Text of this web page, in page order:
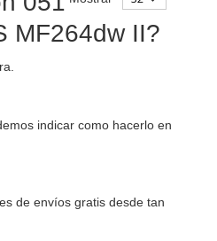
MF264dw II?
indicar como hacerlo en
de envíos gratis desde tan